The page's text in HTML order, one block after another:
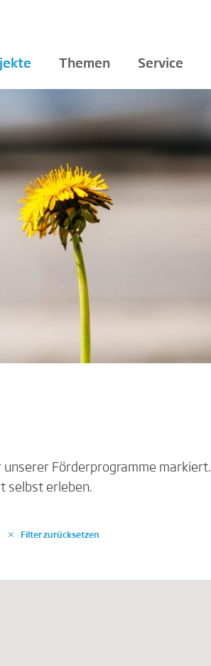
Themen Service
Förderprogramme markiert.
selbst erleben.
✕ Filter zurücksetzen